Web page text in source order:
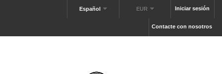
Iniciar sesión
EUR
Español
Contacte con nosotros